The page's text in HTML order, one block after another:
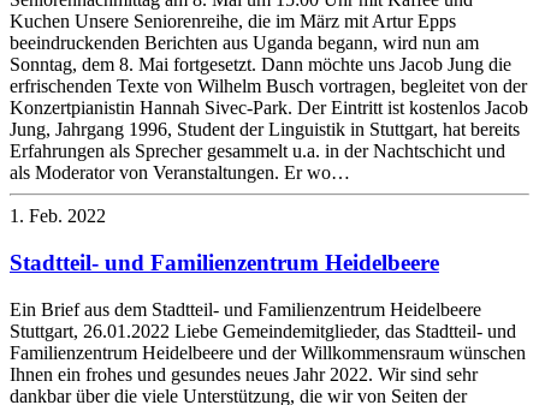
Kuchen Unsere Seniorenreihe, die im März mit Artur Epps
beeindruckenden Berichten aus Uganda begann, wird nun am
Sonntag, dem 8. Mai fortgesetzt. Dann möchte uns Jacob Jung die
erfrischenden Texte von Wilhelm Busch vortragen, begleitet von der
Konzertpianistin Hannah Sivec-Park. Der Eintritt ist kostenlos Jacob
Jung, Jahrgang 1996, Student der Linguistik in Stuttgart, hat bereits
Erfahrungen als Sprecher gesammelt u.a. in der Nachtschicht und
als Moderator von Veranstaltungen. Er wo…
1. Feb. 2022
Stadtteil- und Familienzentrum Heidelbeere
Ein Brief aus dem Stadtteil- und Familienzentrum Heidelbeere
Stuttgart, 26.01.2022 Liebe Gemeindemitglieder, das Stadtteil- und
Familienzentrum Heidelbeere und der Willkommensraum wünschen
Ihnen ein frohes und gesundes neues Jahr 2022. Wir sind sehr
dankbar über die viele Unterstützung, die wir von Seiten der